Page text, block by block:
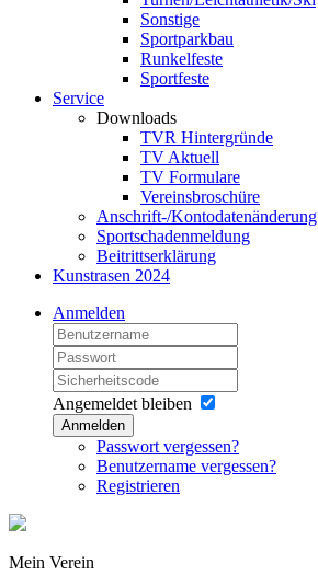
Sonstige
Sportparkbau
Runkelfeste
Sportfeste
Service
Downloads
TVR Hintergründe
TV Aktuell
TV Formulare
Vereinsbroschüre
Anschrift-/Kontodatenänderung
Sportschadenmeldung
Beitrittserklärung
Kunstrasen 2024
Anmelden
Angemeldet bleiben
Anmelden
Passwort vergessen?
Benutzername vergessen?
Registrieren
Mein Verein